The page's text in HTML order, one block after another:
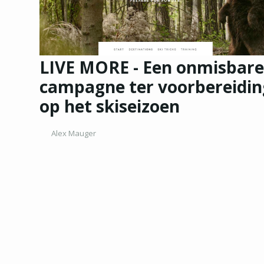
LIVE MORE - Een onmisbare
campagne ter
op het skiseizoen
Alex Mauger